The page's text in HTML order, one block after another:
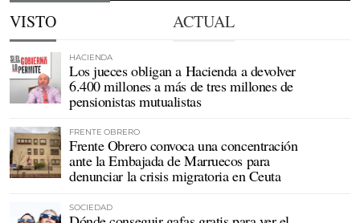
VISTO ACTUAL
HACIENDA
Los jueces obligan a Hacienda a devolver
6.400 millones a más de tres millones de
pensionistas mutualistas
FRENTE OBRERO
Frente Obrero convoca una concentración
ante la Embajada de Marruecos para
denunciar la crisis migratoria en Ceuta
SOCIEDAD